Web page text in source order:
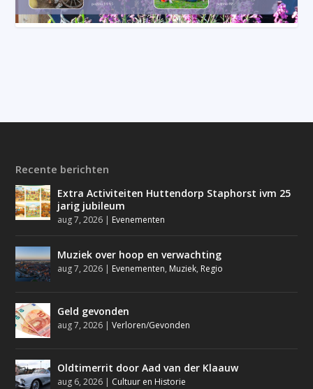
Recente berichten
Extra Activiteiten Huttendorp Staphorst ivm 25
jarig jubileum
aug 7, 2026 | Evenementen
Muziek over hoop en verwachting
aug 7, 2026 | Evenementen, Muziek, Regio
Geld gevonden
aug 7, 2026 |Verloren/Gevonden
Oldtimerrit door Aad van der Klaauw
aug 6, 2026 | Cultuur en Historie